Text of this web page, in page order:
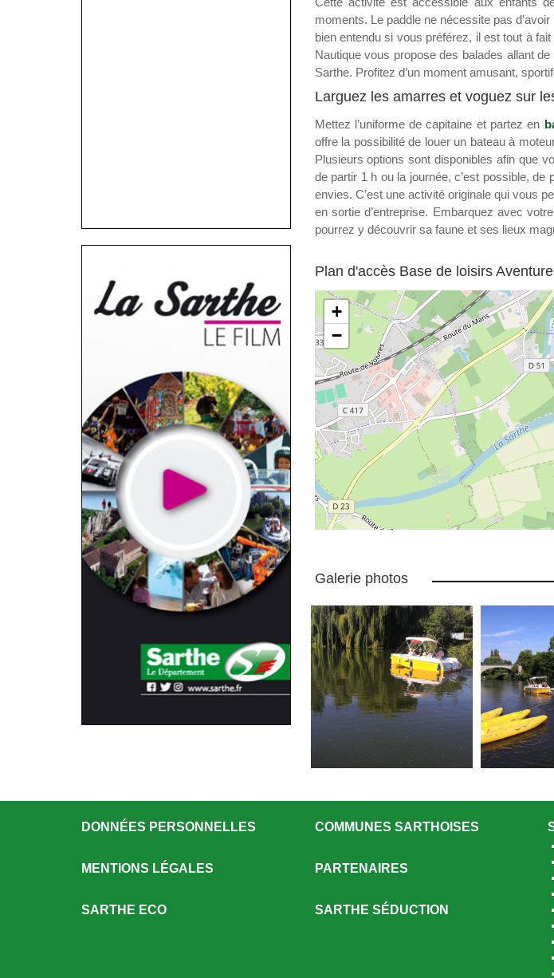
moments. Le paddle ne nécessite pas
bien entendu si vous préférez, il est tout à
Nautique vous propose des balades allant
Sarthe. Profitez d’un moment amusant,
Larguez les amarres et voguez sur
Mettez l’uniforme de capitaine et partez en
offre la possibilité de louer un bateau à
Plusieurs options sont disponibles afin que
de partir 1 h ou la journée, c’est possible,
envies. C’est une activité originale qui vous
en sortie d’entreprise. Embarquez avec
pourrez y découvrir sa faune et ses lieux
Plan d'accès Base de loisirs
+
−
Galerie photos
DONNÉES PERSONNELLES
MENTIONS LÉGALES
SARTHE ECO
COMMUNES SARTHOISES
PARTENAIRES
SARTHE SÉDUCTION